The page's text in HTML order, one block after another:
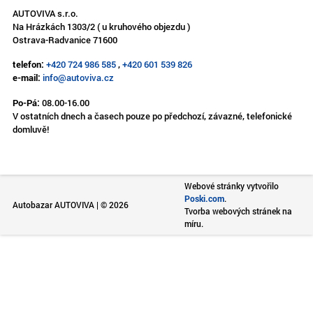
AUTOVIVA s.r.o.
Na Hrázkách 1303/2 ( u kruhového objezdu )
Ostrava-Radvanice 71600
telefon: +420 724 986 585,+420 601 539 826
e-mail: info@autoviva.cz
Po-Pá: 08.00-16.00
V ostatních dnech a časech pouze po předchozí, závazné, telefonické
domluvě!
Autobazar AUTOVIVA | © 2026
Webové stránky vytvořilo
Poski.com.
Tvorba webových stránek na
míru.